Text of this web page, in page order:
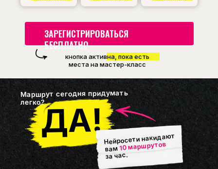
ЗАРЕГИСТРИРОВАТЬСЯ
БЕСПЛАТНО
кнопка активна, пока есть
места на мастер-класс
ДА!Нейросети накидают
вам10 маршрутов
за час.
Маршрут сегодня придумать
легко?